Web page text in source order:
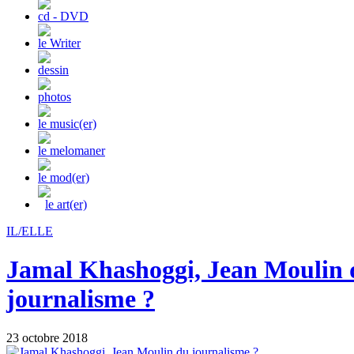
cd - DVD
le Writer
dessin
photos
le music(er)
le melomaner
le mod(er)
le art(er)
IL/ELLE
Jamal Khashoggi, Jean Moulin
journalisme ?
23 octobre 2018